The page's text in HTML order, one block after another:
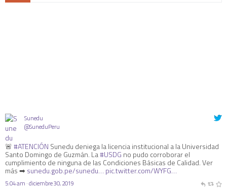
Sunedu
@SuneduPeru
🚨#ATENCIÓN Sunedu deniega la licencia institucional a la Universidad
Santo Domingo de Guzmán. La#USDG no pudo corroborar el
cumplimiento de ninguna de las Condiciones Básicas de Calidad. Ver
más ➡ sunedu.gob.pe/sunedu… pic.twitter.com/WYFG…
5:04 am · diciembre 30, 2019